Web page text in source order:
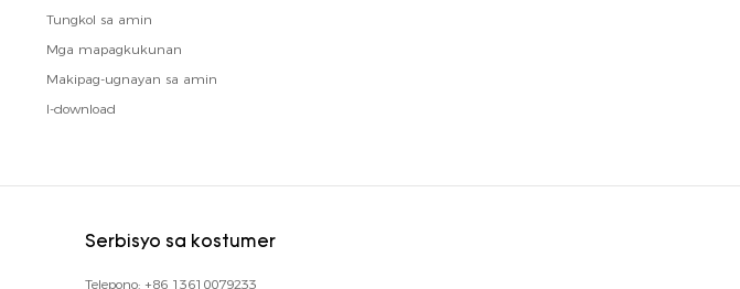
Tungkol sa amin
Mga mapagkukunan
Makipag-ugnayan sa amin
I-download
Serbisyo sa kostumer
Telepono: +86 13610079233